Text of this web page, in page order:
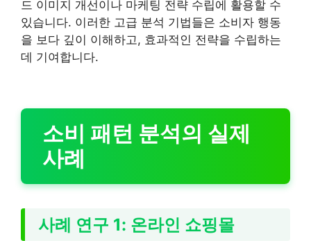
드 이미지 개선이나 마케팅 전략 수립에 활용할 수
있습니다. 이러한 고급 분석 기법들은 소비자 행동
을 보다 깊이 이해하고, 효과적인 전략을 수립하는
데 기여합니다.
소비 패턴 분석의 실제
사례
사례 연구 1: 온라인 쇼핑몰